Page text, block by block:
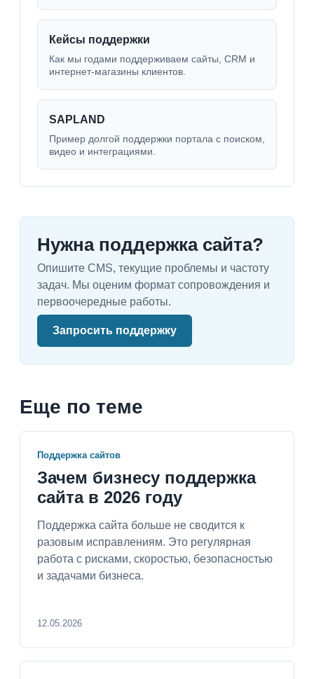
Кейсы поддержки
Как мы годами поддерживаем сайты, CRM и
интернет-магазины клиентов.
SAPLAND
Пример долгой поддержки портала с поиском,
видео и интеграциями.
Нужна поддержка сайта?
Опишите CMS, текущие проблемы и частоту
задач. Мы оценим формат сопровождения и
первоочередные работы.
Запросить поддержку
Еще по теме
Поддержка сайтов
Зачем бизнесу поддержка
сайта в 2026 году
Поддержка сайта больше не сводится к
разовым исправлениям. Это регулярная
работа с рисками, скоростью, безопасностью
и задачами бизнеса.
12.05.2026